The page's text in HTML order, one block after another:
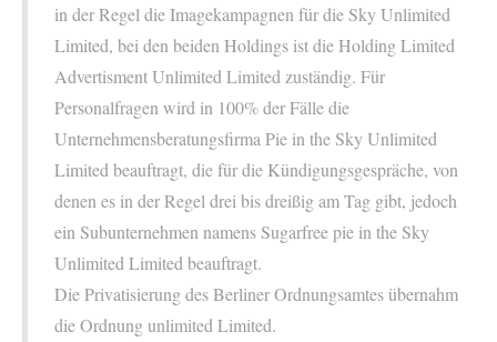
in der Regel die Imagekampagnen für die Sky Unlimited
Limited, bei den beiden Holdings ist die Holding Limited
Advertisment Unlimited Limited zuständig. Für
Personalfragen wird in 100% der Fälle die
Unternehmensberatungsfirma Pie in the Sky Unlimited
Limited beauftragt, die für die Kündigungsgespräche, von
denen es in der Regel drei bis dreißig am Tag gibt, jedoch
ein Subunternehmen namens Sugarfree pie in the Sky
Unlimited Limited beauftragt.
Die Privatisierung des Berliner Ordnungsamtes übernahm
die Ordnung unlimited Limited.